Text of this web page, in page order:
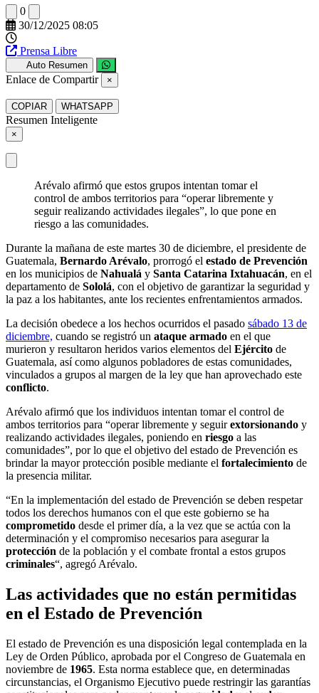
0
30/12/2025 08:05
Prensa Libre
Auto Resumen
Enlace de Compartir ×
COPIAR WHATSAPP
Resumen Inteligente
×
Arévalo afirmó que estos grupos intentan tomar el
control de ambos territorios para “operar libremente y
seguir realizando actividades ilegales”, lo que pone en
riesgo a las comunidades.
Durante la mañana de este martes 30 de diciembre, el presidente de
Guatemala, Bernardo Arévalo, prorrogó el estado de Prevención
en los municipios de Nahualá y Santa Catarina Ixtahuacán, en el
departamento de Sololá, con el objetivo de garantizar la seguridad y
la paz a los habitantes, ante los recientes enfrentamientos armados.
La decisión obedece a los hechos ocurridos el pasado sábado 13 de
diciembre, cuando se registró un ataque armado en el que
murieron y resultaron heridos varios elementos del Ejército de
Guatemala, así como algunos pobladores de estas comunidades,
vinculados a grupos al margen de la ley que han aprovechado este
conflicto.
Arévalo afirmó que los individuos intentan tomar el control de
ambos territorios para “operar libremente y seguirextorsionando y
realizando actividades ilegales, poniendo en riesgo a las
comunidades”, por lo que el objetivo del estado de Prevención es
brindar la mayor protección posible mediante el fortalecimiento de
la presencia militar.
“En la implementación del estado de Prevención se deben respetar
todos los derechos humanos con el que este gobierno se ha
comprometido desde el primer día, a la vez que se actúa con la
determinación y el compromiso necesarios para asegurar la
protección de la población y el combate frontal a estos grupos
criminales“, agregó Arévalo.
Las actividades que no están permitidas
en el Estado de Prevención
El estado de Prevención es una disposición legal contemplada en la
Ley de Orden Público, aprobada por el Congreso de Guatemala en
noviembre de 1965. Esta norma establece que, en determinadas
circunstancias, el Organismo Ejecutivo puede restringir las garantías